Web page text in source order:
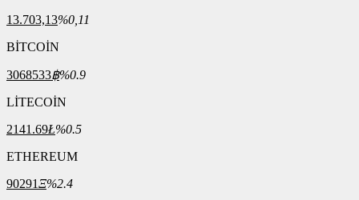
13.703,13%0,11
BİTCOİN
3068533฿%0.9
LİTECOİN
2141.69Ł%0.5
ETHEREUM
90291Ξ%2.4